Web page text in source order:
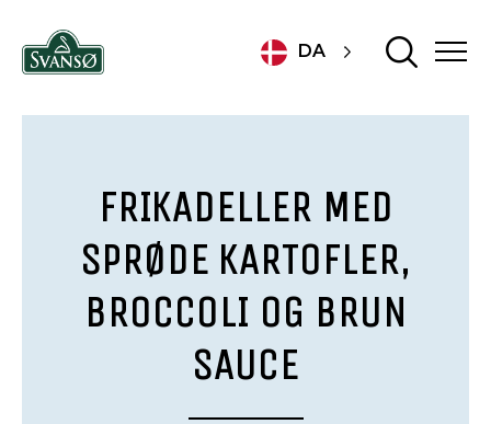
DA
FRIKADELLER MED
SPRØDE KARTOFLER,
BROCCOLI OG BRUN
SAUCE